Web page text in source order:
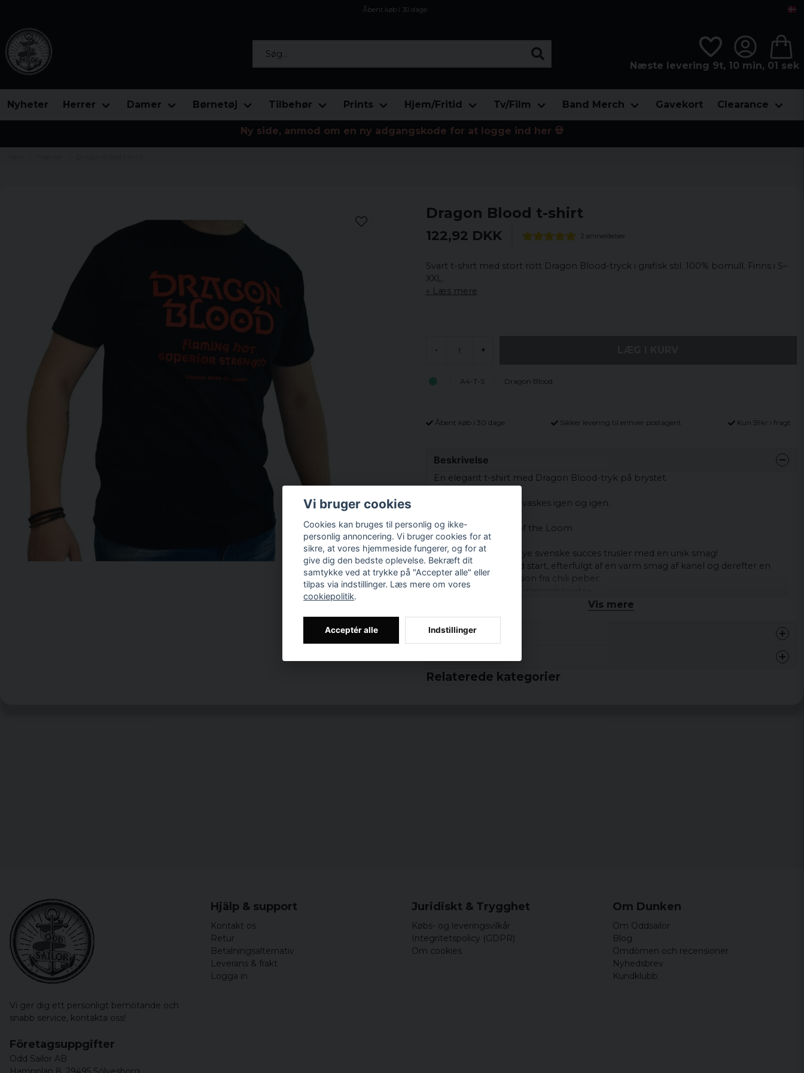
Åbent køb i 30 dage
Næste levering 9t, 10 min, 00 sek
Nyheter Herrer Damer Børnetøj Tilbehør Prints Hjem/Fritid Tv/Film Band Merch Gavekort Clearance
Ny side, anmod om en ny adgangskode for at logge ind her 💀
Dragon Blood t-shirt
122,92 DKK 2 anmeldelser
Svart t-shirt med stort rött Dragon Blood-tryck i grafisk stil. 100% bomull. Finns i S–
XXL.
Læs mere
- +
A4-T-S Dragon Blood
Åbent køb i 30 dage Sikker levering til enhver postagent Kun 59kr i fragt
Beskrivelse
En elegant t-shirt med Dragon Blood-tryk på brystet.
kan vaskes igen og igen.
Sweateren Fruit of the Loom
Dragon Blod de nye svenske succes trusler med en unik smag!
En frugtagtig og blid start, efterfulgt af en varm smag af kanel og derefter en
brændende konklusion fra chili peber
For mere info
materialer:
100% bomuld
Vis mere
Anmeldelser (2)
for 8 år siden
Relaterede kategorier
Vi ger dig ett personligt bemötande och
snabb service, kontakta oss!
Hjälp & support
Kontakt os
Retur
Betalningsalternativ
Leverans & frakt
Logga in
Juridiskt & Trygghet
Købs- og leveringsvilkår
Integritetspolicy (GDPR)
Om cookies
Om Dunken
Om Oddsailor
Blog
Omdömen och recensioner
Nyhedsbrev
Kundklubb.
Företagsuppgifter
Odd Sailor AB
Vi bruger cookies
Cookies kan bruges til personlig og ikke-
personlig annoncering. Vi bruger cookies for at
sikre, at vores hjemmeside fungerer, og for at
give dig den bedste oplevelse. Bekræft dit
samtykke ved at trykke på "Accepter alle" eller
tilpas via indstillinger. Læs mere om vores
cookiepolitik.
Acceptér alle Indstillinger